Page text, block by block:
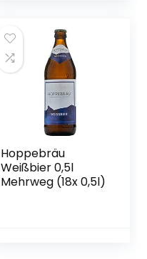
Hoppebräu
Weißbier 0,5l
Mehrweg (18x 0,5l)